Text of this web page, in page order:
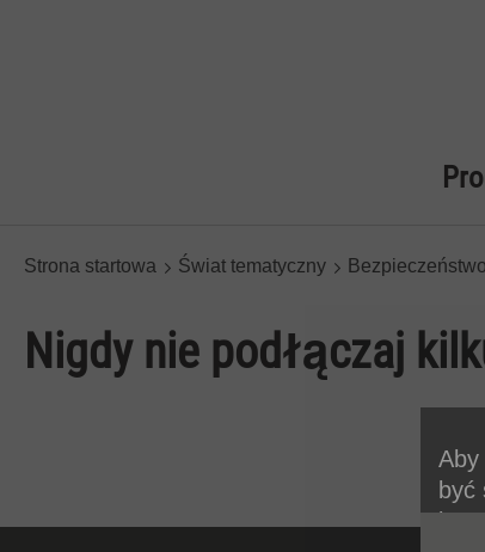
Aby
być
Strona startowa Świat tematyczny Bezpieczeństwo
Nigdy nie podłączaj